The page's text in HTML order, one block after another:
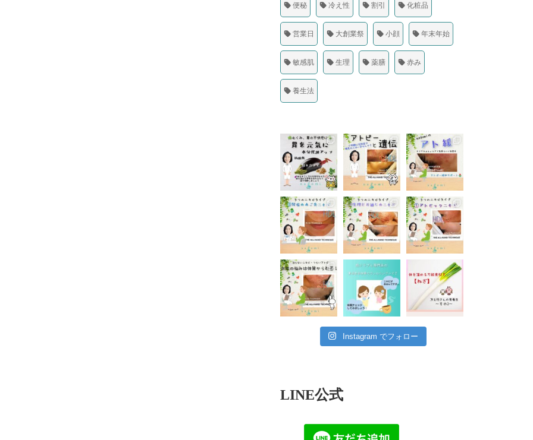
便秘 冷え性 割引 化粧品
営業日 大創業祭 小顔 年末年始
敏感肌 生理 薬膳 赤み
養生法
Instagram でフォロー
LINE公式